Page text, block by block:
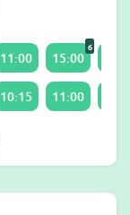
11:00 15:00
6
10:15 11:00